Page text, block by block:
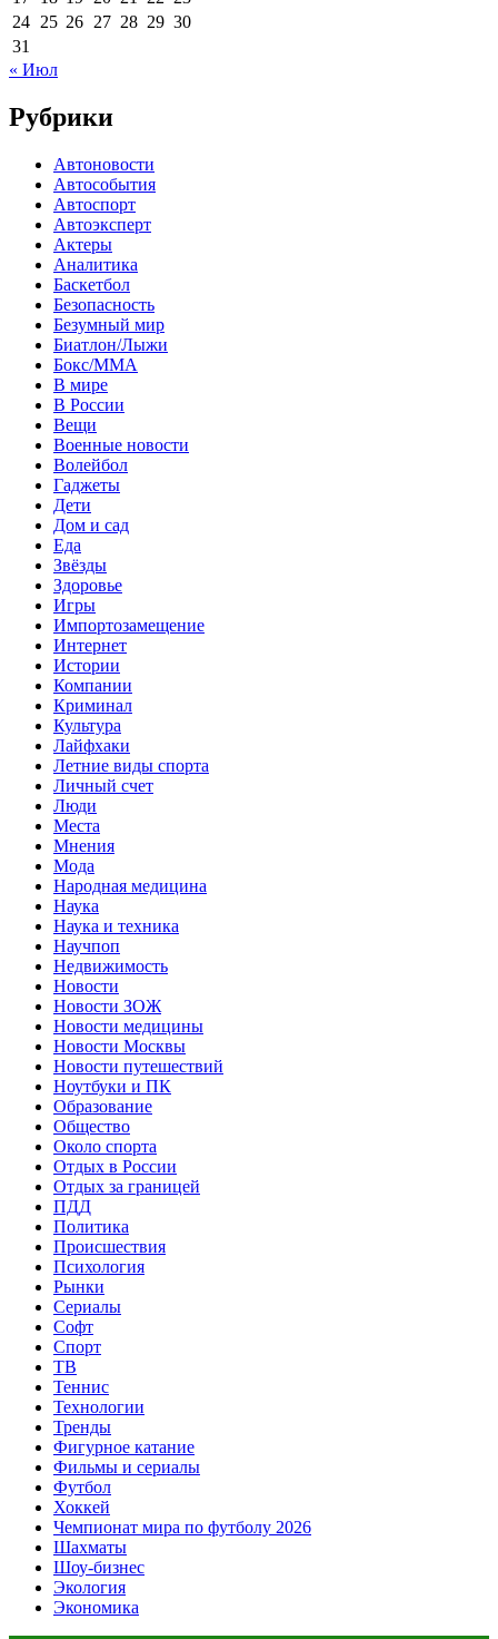
24 25 26 27 28 29 30
31
« Июл
Рубрики
Автоновости
Автособытия
Автоспорт
Автоэксперт
Актеры
Аналитика
Баскетбол
Безопасность
Безумный мир
Биатлон/Лыжи
Бокс/MMA
В мире
В России
Вещи
Военные новости
Волейбол
Гаджеты
Дети
Дом и сад
Еда
Звёзды
Здоровье
Игры
Импортозамещение
Интернет
Истории
Компании
Криминал
Культура
Лайфхаки
Летние виды спорта
Личный счет
Люди
Места
Мнения
Мода
Народная медицина
Наука
Наука и техника
Научпоп
Недвижимость
Новости
Новости ЗОЖ
Новости медицины
Новости Москвы
Новости путешествий
Ноутбуки и ПК
Образование
Общество
Около спорта
Отдых в России
Отдых за границей
ПДД
Политика
Происшествия
Психология
Рынки
Сериалы
Софт
Спорт
ТВ
Теннис
Технологии
Тренды
Фигурное катание
Фильмы и сериалы
Футбол
Хоккей
Чемпионат мира по футболу 2026
Шахматы
Шоу-бизнес
Экология
Экономика